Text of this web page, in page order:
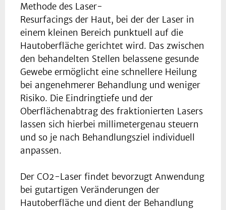
Methode des Laser-
Resurfacings der Haut, bei der der Laser in
einem kleinen Bereich punktuell auf die
Hautoberfläche gerichtet wird. Das zwischen
den behandelten Stellen belassene gesunde
Gewebe ermöglicht eine schnellere Heilung
bei angenehmerer Behandlung und weniger
Risiko. Die Eindringtiefe und der
Oberflächenabtrag des fraktionierten Lasers
lassen sich hierbei millimetergenau steuern
und so je nach Behandlungsziel individuell
anpassen.
Der CO2-Laser findet bevorzugt Anwendung
bei gutartigen Veränderungen der
Hautoberfläche und dient der Behandlung